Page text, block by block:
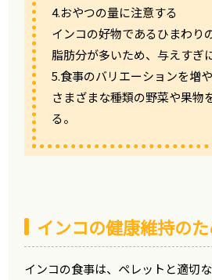
4.おやつの量に注意する
インコの好物であるひまわり
脂肪分が多いため、与えすぎ
5.食事のバリエーションを増
さまざまな種類の野菜や果物
る。
インコの健康維持の
インコの食事は、ペレットと適切